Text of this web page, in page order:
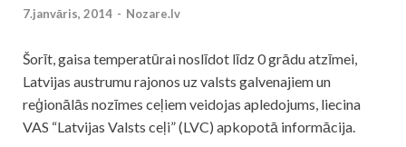
7.janvāris, 2014 - Nozare.lv
Šorīt, gaisa temperatūrai noslīdot līdz 0 grādu atzīmei,
Latvijas austrumu rajonos uz valsts galvenajiem un
reģionālās nozīmes ceļiem veidojas apledojums, liecina
VAS “Latvijas Valsts ceļi” (LVC) apkopotā informācija.